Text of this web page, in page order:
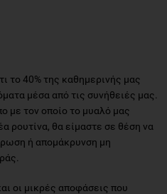
το 40% της καθημερινής μας
μέσα από τις συνήθειές μας.
με τον οποίο το μυαλό μας
ρουτίνα, θα είμαστε σε θέση να
ή απομάκρυνση μη
οι μικρές αποφάσεις που